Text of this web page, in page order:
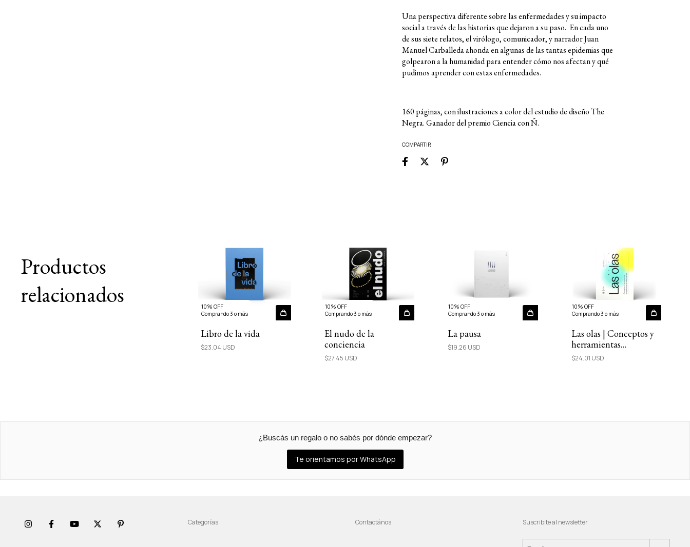
Una perspectiva diferente sobre las enfermedades y su impacto
social a través de las historias que dejaron a su paso. En cada uno
de sus siete relatos, el virólogo, comunicador, y narrador Juan
Manuel Carballeda ahonda en algunas de las tantas epidemias que
golpearon a la humanidad para entender cómo nos afectan y qué
pudimos aprender con estas enfermedades.
160 páginas, con ilustraciones a color del estudio de diseño The
Negra. Ganador del premio Ciencia con Ñ.
COMPARTIR
Productos
relacionados
10% OFF
Comprando 3 o más
Libro de la vida
$23.04 USD
10% OFF
Comprando 3 o más
El nudo de la
conciencia
$27.45 USD
10% OFF
Comprando 3 o más
La pausa
$19.26 USD
10% OFF
Comprando 3 o más
Las olas | Conceptos y
herramientas
terapéuticas de salud
$24.01 USD
¿Buscás un regalo o no sabés por dónde empezar?
Te orientamos por WhatsApp
Categorías Contactános Suscribite al newsletter